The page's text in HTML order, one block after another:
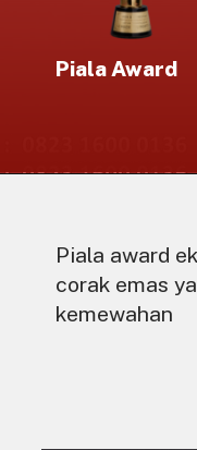
Piala Award
Piala award
corak emas
kemewahan